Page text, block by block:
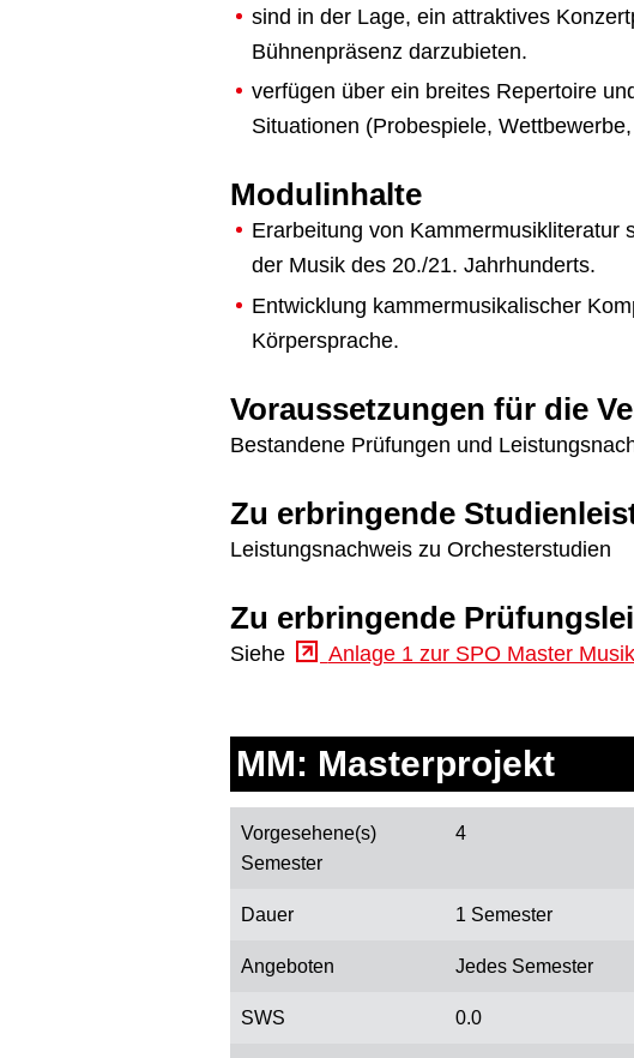
sind in der Lage, ein attraktives
Bühnenpräsenz darzubieten.
verfügen über ein breites Repertoire
Situationen (Probespiele,
Modulinhalte
Erarbeitung von Kammermusikliteratur
der Musik des 20./21. Jahrhunderts.
Entwicklung kammermusikalischer
Körpersprache.
Voraussetzungen für die
Bestandene Prüfungen und
Zu erbringende
Leistungsnachweis zu Orchesterstudien
Zu erbringende
Siehe Anlage 1 zur SPO Master Musik
MM: Masterprojekt
Vorgesehene(s)
Semester
4
Dauer 1 Semester
Angeboten Jedes Semester
SWS 0.0